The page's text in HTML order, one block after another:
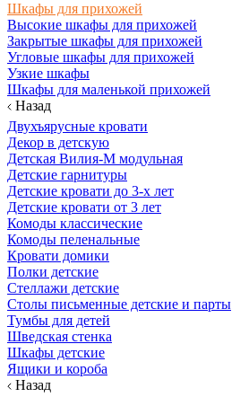
Шкафы для прихожей
Высокие шкафы для прихожей
Закрытые шкафы для прихожей
Угловые шкафы для прихожей
Узкие шкафы
Шкафы для маленькой прихожей
Назад
Двухъярусные кровати
Декор в детскую
Детская Вилия-М модульная
Детские гарнитуры
Детские кровати до 3-х лет
Детские кровати от 3 лет
Комоды классические
Комоды пеленальные
Кровати домики
Полки детские
Стеллажи детские
Столы письменные детские и парты
Тумбы для детей
Шведская стенка
Шкафы детские
Ящики и короба
Назад